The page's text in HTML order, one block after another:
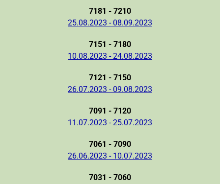
7181 - 7210
25.08.2023 - 08.09.2023
7151 - 7180
10.08.2023 - 24.08.2023
7121 - 7150
26.07.2023 - 09.08.2023
7091 - 7120
11.07.2023 - 25.07.2023
7061 - 7090
26.06.2023 - 10.07.2023
7031 - 7060